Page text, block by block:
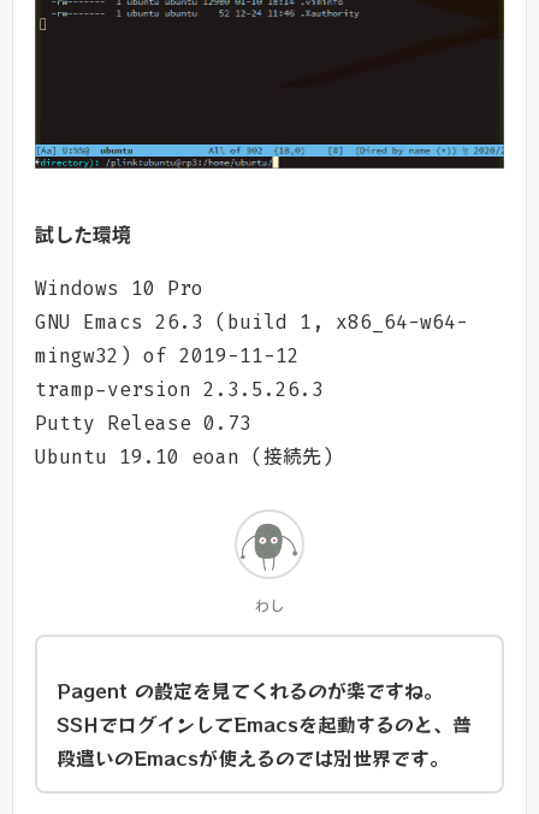
試した環境
Windows 10 Pro
GNU Emacs 26.3 (build 1, x86_64-w64-
mingw32) of 2019-11-12
tramp-version 2.3.5.26.3
Putty Release 0.73
Ubuntu 19.10 eoan (接続先)
わし
Pagent の設定を見てくれるのが楽ですね。
SSHでログインしてEmacsを起動するのと、普
段遣いのEmacsが使えるのでは別世界です。